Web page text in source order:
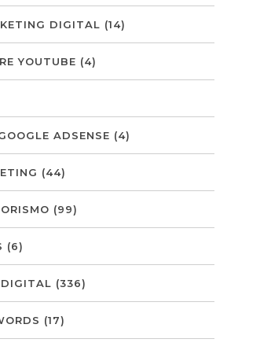
DIGITAL (14)
YOUTUBE (4)
ADSENSE (4)
(44)
(99)
(6)
(336)
(17)